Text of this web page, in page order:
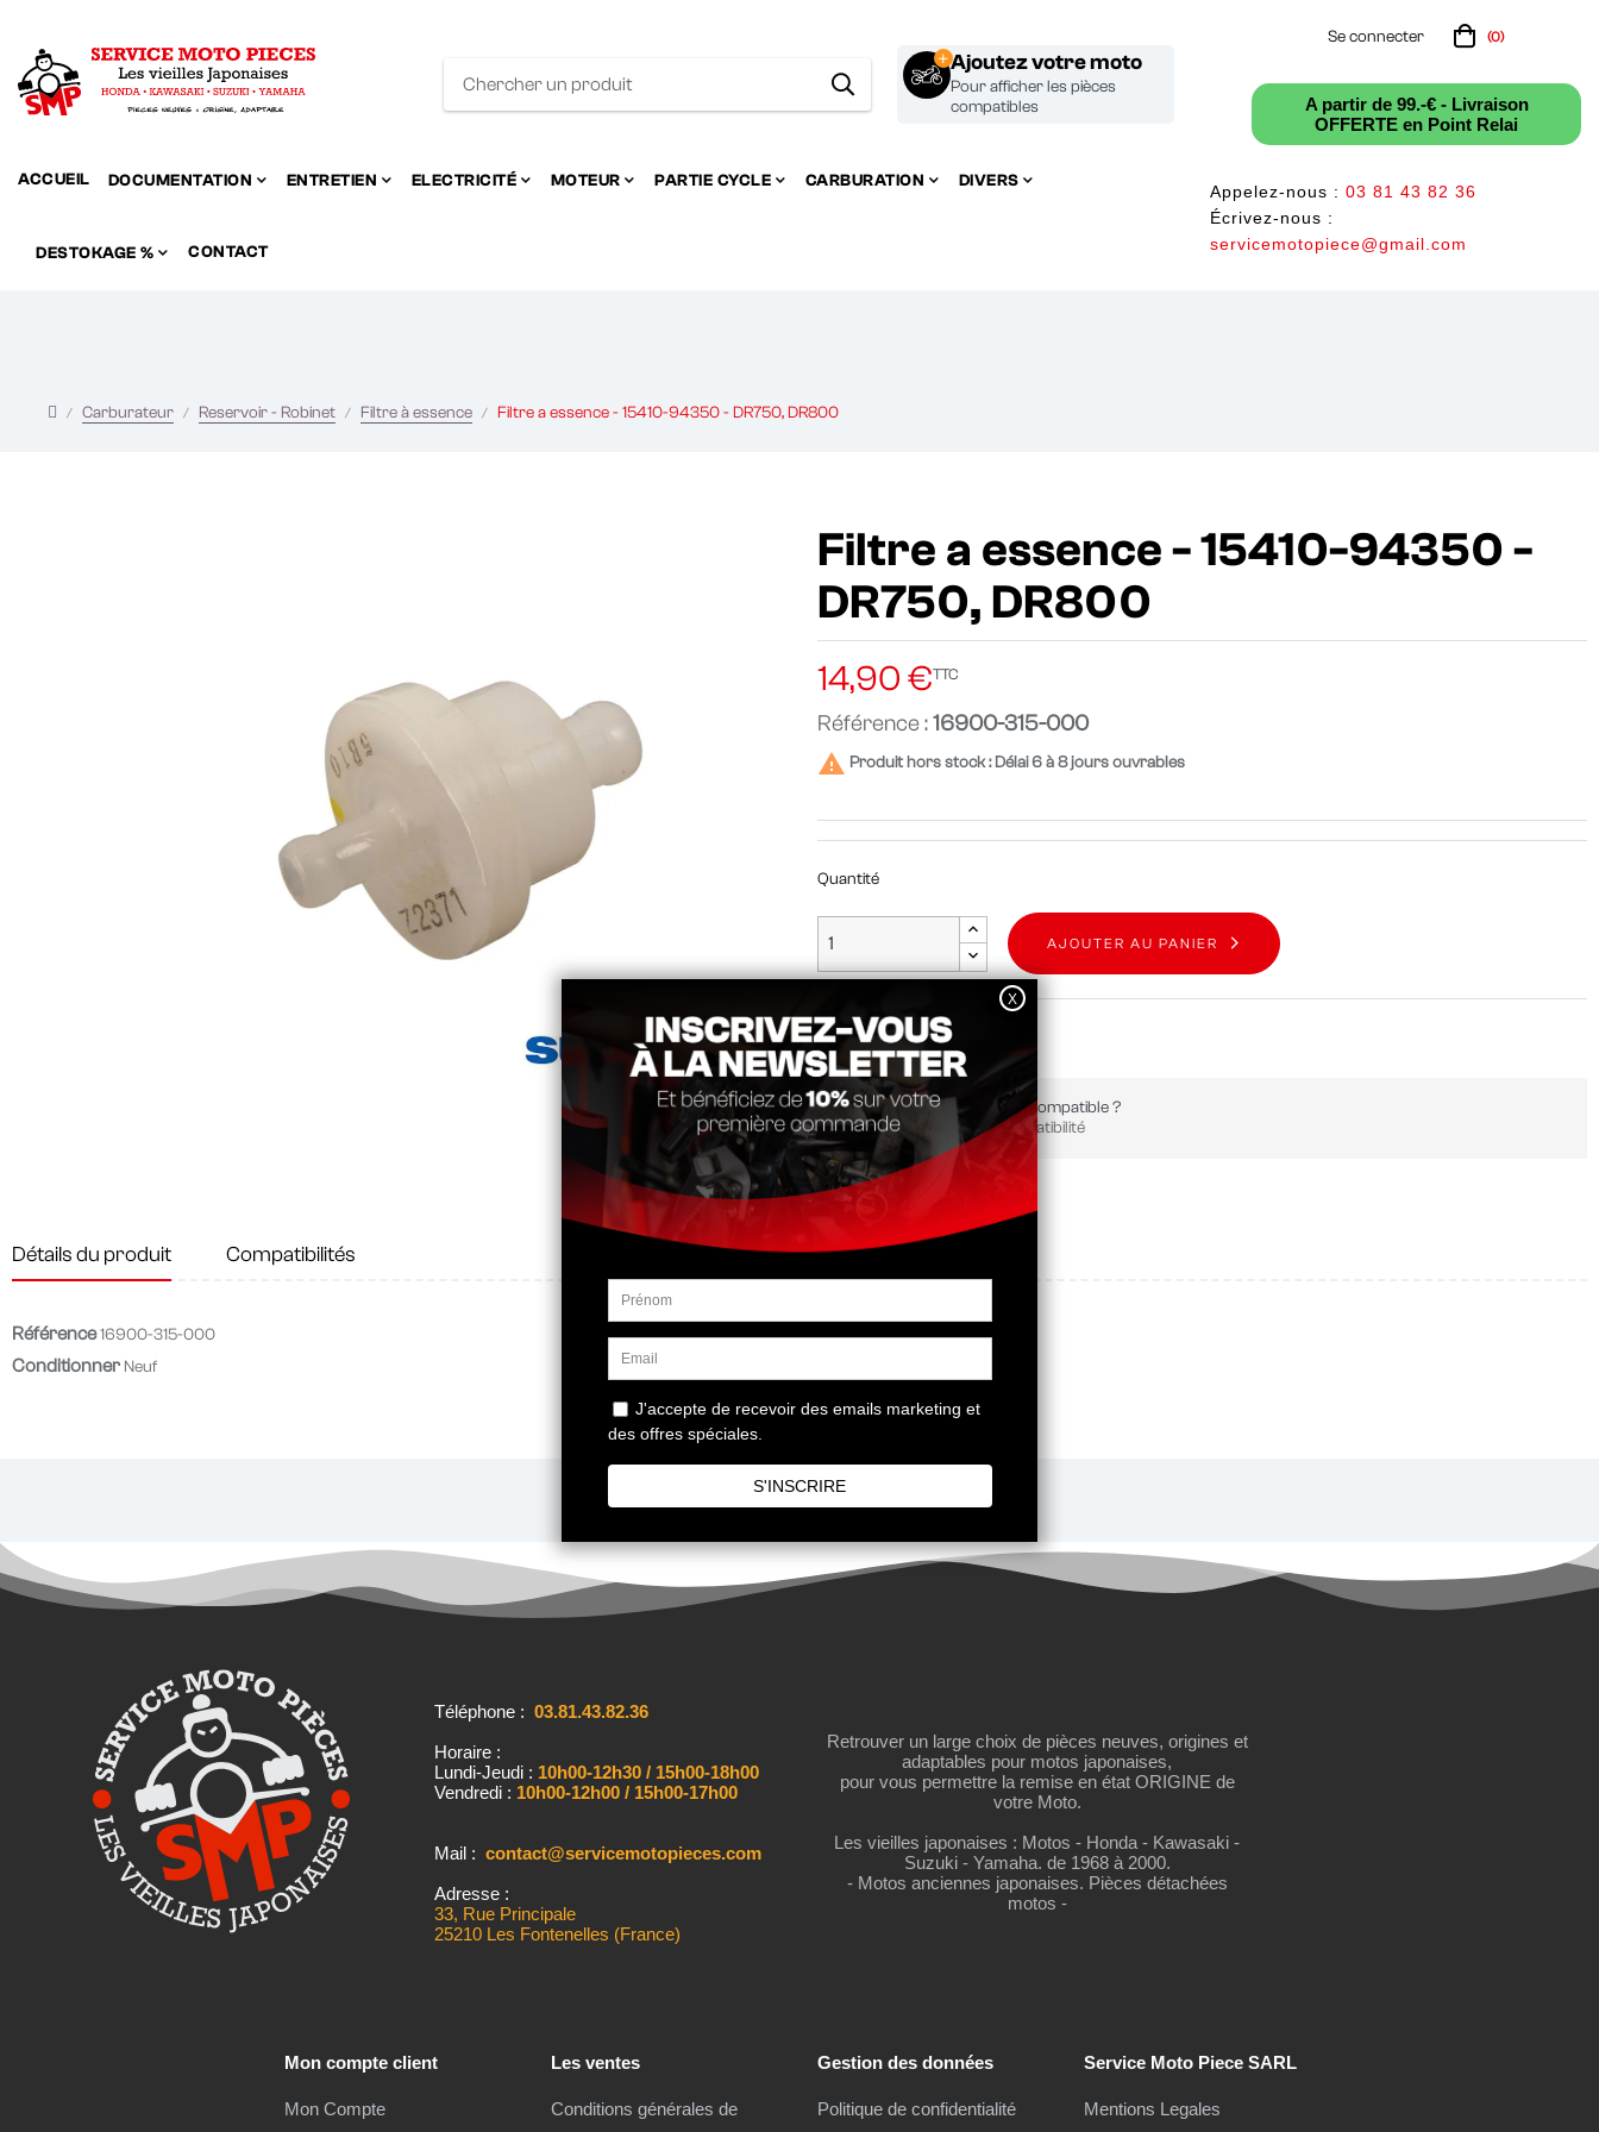
Ajoutez votre moto
Pour afficher les pièces
compatibles
Se connecter (0)
A partir de 99.-€ - Livraison
OFFERTE en Point Relai
ACCUEIL DOCUMENTATION ENTRETIEN ELECTRICITÉ MOTEUR PARTIE CYCLE CARBURATION DIVERS
DESTOKAGE % CONTACT
Appelez-nous : 03 81 43 82 36
Écrivez-nous :
servicemotopiece@gmail.com
Carburateur Reservoir - Robinet Filtre à essence Filtre a essence - 15410-94350 - DR750, DR800
Filtre a essence - 15410-94350 -
DR750, DR800
14,90 €TTC
Référence :16900-315-000
 Produit hors stock : Délai 6 à 8 jours ouvrables
Quantité
AJOUTER AU PANIER
Partager
Ce produit est-il compatible ?
Vérifier la compatibilité
Détails du produit Compatibilités
Référence16900-315-000
Conditionner Neuf
Téléphone :03.81.43.82.36
Horaire :
Lundi-Jeudi : 10h00-12h30 / 15h00-18h00
Vendredi : 10h00-12h00 / 15h00-17h00
Mail : contact@servicemotopieces.com
Adresse :
33, Rue Principale
25210 Les Fontenelles (France)
Retrouver un large choix de pièces neuves, origines et
adaptables pour motos japonaises,
pour vous permettre la remise en état ORIGINE de
votre Moto.
Les vieilles japonaises : Motos - Honda - Kawasaki -
Suzuki - Yamaha. de 1968 à 2000.
- Motos anciennes japonaises. Pièces détachées
motos -
Mon compte client
Mon Compte
Les ventes
Conditions générales de
Gestion des données
Politique de confidentialité
Service Moto Piece SARL
Mentions Legales